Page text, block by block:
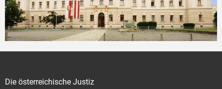
Die österreichische Justiz